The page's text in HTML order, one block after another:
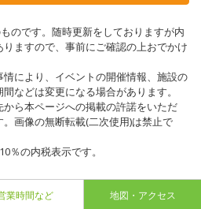
のです。随時更新をしておりますが内
ますので、事前にご確認の上おでかけ
により、イベントの開催情報、施設の
などは変更になる場合があります。
ら本ページへの掲載の許諾をいただ
画像の無断転載(二次使用)は禁止で
％の内税表示です。
業時間など 地図・アクセス